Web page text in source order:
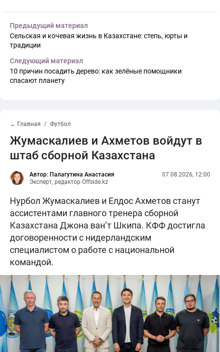
Предыдущий материал
Сельская и кочевая жизнь в Казахстане: степь, юрты и
традиции
Следующий материал
10 причин посадить дерево: как зелёные помощники
спасают планету
← Главная Футбол
Жумаскалиев и Ахметов войдут в
штаб сборной Казахстана
Автор: Палагутина Анастасия
Эксперт, редактор Offside.kz
07.08.2026, 12:00
Нурбол Жумаскалиев и Елдос Ахметов станут
ассистентами главного тренера сборной
Казахстана Джона ван’т Шкипа. КФФ достигла
договоренности с нидерландским
специалистом о работе с национальной
командой.